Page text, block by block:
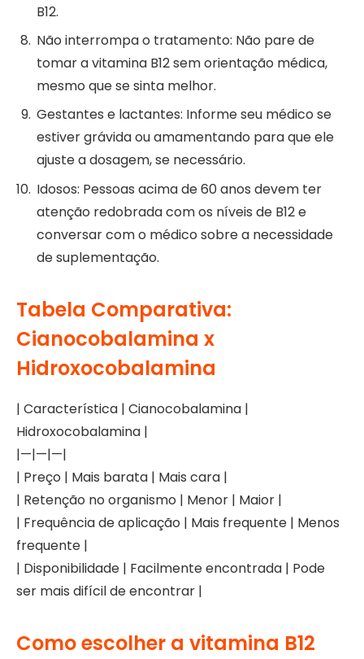
B12.
Não interrompa o tratamento: Não pare de
tomar a vitamina B12 sem orientação médica,
mesmo que se sinta melhor.
Gestantes e lactantes: Informe seu médico se
estiver grávida ou amamentando para que ele
ajuste a dosagem, se necessário.
Idosos: Pessoas acima de 60 anos devem ter
atenção redobrada com os níveis de B12 e
conversar com o médico sobre a necessidade
de suplementação.
Tabela Comparativa:
Cianocobalamina x
Hidroxocobalamina
| Característica | Cianocobalamina |
Hidroxocobalamina |
|—|—|—|
| Preço | Mais barata | Mais cara |
| Retenção no organismo | Menor | Maior |
| Frequência de aplicação | Mais frequente | Menos
frequente |
| Disponibilidade | Facilmente encontrada | Pode
ser mais difícil de encontrar |
Como escolher a vitamina B12